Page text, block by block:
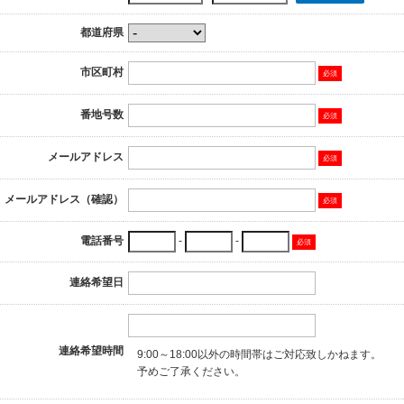
都道府県
市区町村 必須
番地号数 必須
メールアドレス 必須
メールアドレス（確認） 必須
電話番号 - - 必須
連絡希望日
連絡希望時間
9:00～18:00以外の時間帯はご対応致しかねます。
予めご了承ください。